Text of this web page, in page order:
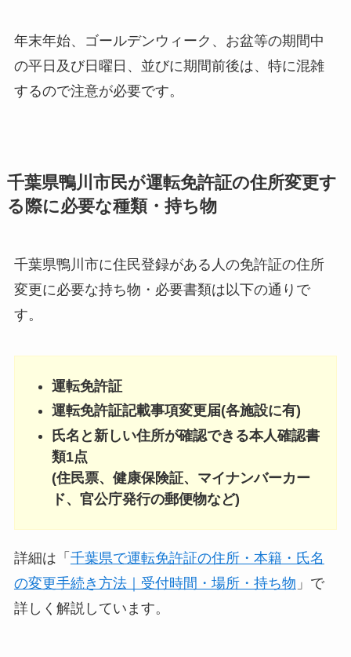
年末年始、ゴールデンウィーク、お盆等の期間中
の平日及び日曜日、並びに期間前後は、特に混雑
するので注意が必要です。
千葉県鴨川市民が運転免許証の住所変更す
る際に必要な種類・持ち物
千葉県鴨川市に住民登録がある人の免許証の住所
変更に必要な持ち物・必要書類は以下の通りで
す。
運転免許証
運転免許証記載事項変更届(各施設に有)
氏名と新しい住所が確認できる本人確認書
類1点
(住民票、健康保険証、マイナンバーカー
ド、官公庁発行の郵便物など)
詳細は「 千葉県で運転免許証の住所・本籍・氏名
の変更手続き方法｜受付時間・場所・持ち物 」で
詳しく解説しています。